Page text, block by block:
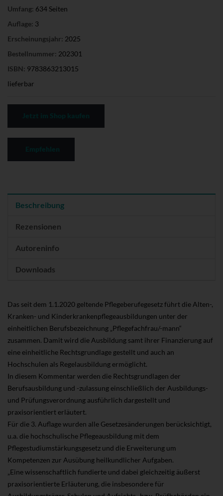
Umfang: 634 Seiten
Auflage: 3
Erscheinungsjahr: 2025
Bestellnummer: 202301
ISBN: 9783863213015
lieferbar
Beschreibung
Rezensionen
Autoreninfo
Downloads
Das seit dem 1.1.2020 geltende Pflegeberufegesetz führt die Alten-,
Kranken- und Kinderkrankenpflegeausbildungen unter der
einheitlichen Berufsbezeichnung „Pflegefachfrau/-mann“
zusammen. Damit wird die Ausbildung samt ihrer Finanzierung auf
eine einheitliche Rechtsgrundlage gestellt und auch an
Hochschulen als Regelausbildung ermöglicht.
In diesem Kommentar werden die Rechtsgrundlagen der
Berufsausbildung und -zulassung einschließlich der Ausbildungs-
und Prüfungsverordnung ausführlich dargestellt und
praxisorientiert erläutert.
Für die 3. Auflage wurden alle Gesetzesänderungen berücksichtigt,
u.a. die hochschulische Pflegeausbildung mit dem
Pflegestudiumstärkungsgesetz und die Erweiterung um
Kompetenzen zur Ausübung heilkundlicher Aufgaben.
„Eine wissenschaftlich fundierte und dabei gleichzeitig äußerst
praxisorientierte Erläuterung, die insbesondere für